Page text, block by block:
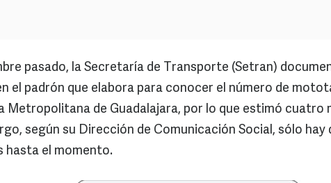
pasado, la Secretaría de Transporte (Setran)
el padrón que elabora para conocer el número de
Metropolitana de Guadalajara, por lo que estimó cuatro
según su Dirección de Comunicación Social, sólo hay
hasta el momento.